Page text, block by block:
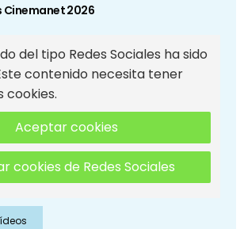
Cinemanet 2026
del tipo Redes Sociales ha sido
contenido necesita tener
cookies.
Aceptar cookies
cookies de Redes Sociales